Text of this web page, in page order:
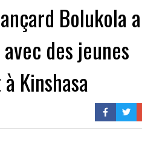
Bolukola a
des jeunes
Kinshasa